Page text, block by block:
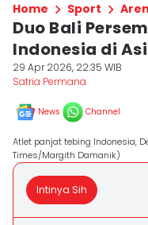
Home Sport
Duo Bali
Indonesia di
29 Apr 2026, 22:35 WIB
Satria Permana
News Channel
Atlet panjat tebing Indonesia,
Times/Margith Damanik)
Intinya Sih